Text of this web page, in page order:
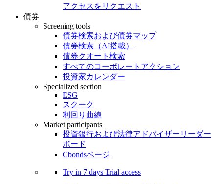
アクセスをリクエスト
債券
Screening tools
債券検索および債券マップ
債券検索（AI搭載）
債券クオート検索
すべてのコーポレートアクション
投資家カレンダー
Specialized section
ESG
スクーク
利回り曲線
Market participants
投資銀行および法律アドバイザーリーダー
ボード
Cbondsページ
Try in 7 days Trial access